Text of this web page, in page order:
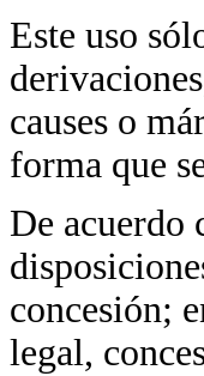
Este uso
causes o
forma que
De acuerdo
concesión;
legal,